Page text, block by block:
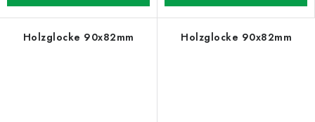
Holzglocke 90x82mm Holzglocke 90x82mm